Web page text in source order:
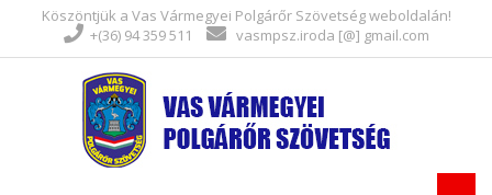
Köszöntjük a Vas Vármegyei Polgárőr Szövetség weboldalán!
+(36) 94 359 511
vasmpsz.iroda [@] gmail.com